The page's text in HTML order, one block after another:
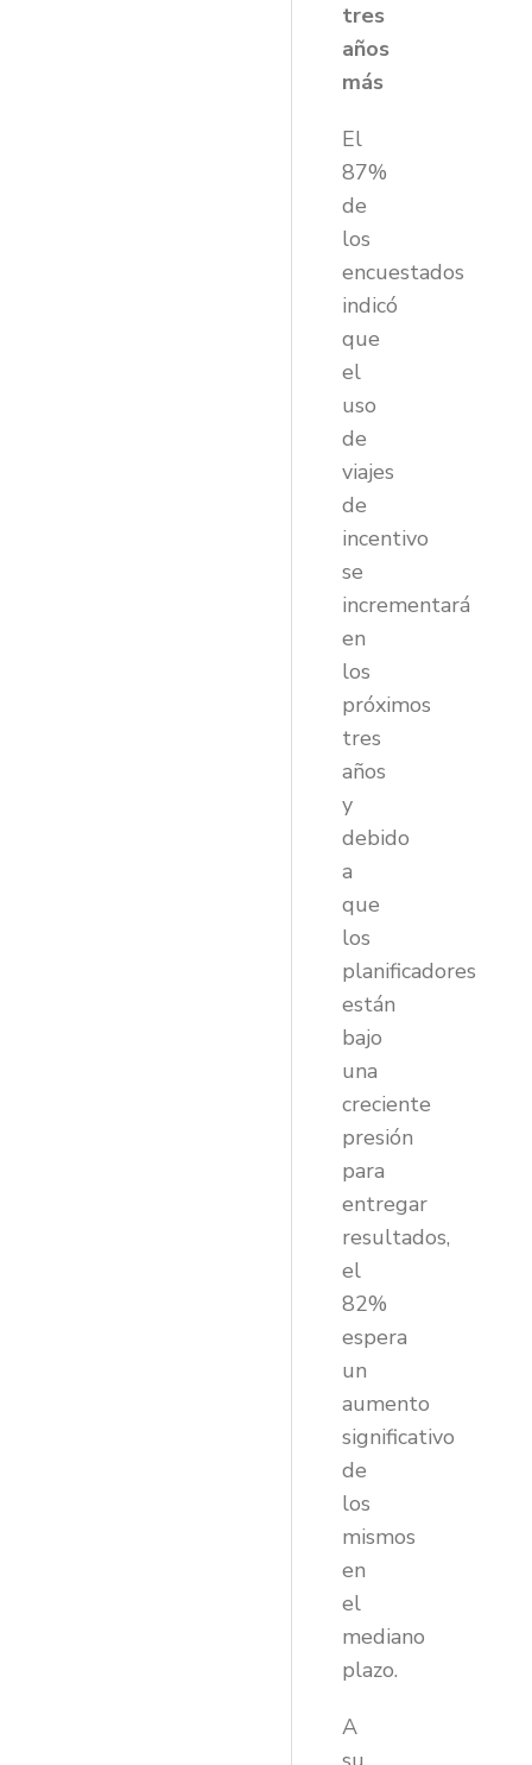
tres
años
más
El
87%
de
los
encuestados
indicó
que
el
uso
de
viajes
de
incentivo
se
incrementará
en
los
próximos
tres
años
y
debido
a
que
los
planificadores
están
bajo
una
creciente
presión
para
entregar
resultados,
el
82%
espera
un
aumento
significativo
de
los
mismos
en
el
mediano
plazo.
A